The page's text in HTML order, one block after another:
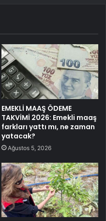
EMEKLİ MAAŞ ÖDEME
TAKVİMİ 2026: Emekli maaş
farkları yattı mı, ne zaman
yatacak?
Ağustos 5, 2026